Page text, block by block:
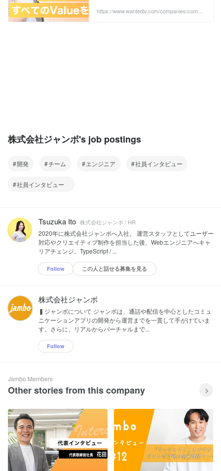
トされたプロダクトマネージャー...
https://www.wantedly.com/companies/compa
株式会社ジャンボ's job postings
開発 チーム エンジニア 社員インタビュー
社員インタビュー
Tsuzuka Ito 株式会社ジャンボ / HR
2020年に株式会社ジャンボへ入社。 運営スタッフとしてユーザー
対応やクリエイティブ制作を担当した後、Webエンジニアへキャ
リアチェンジ。TypeScript / ...
Follow この人と話せる募集を見る
株式会社ジャンボ
▍ジャンボについて ジャンボは、通話や配信を中心としたコミュ
ニケーションアプリの開発から運営までを一貫して手がけていま
す。さらに、リアルからバーチャルまで...
Follow
Jambo Members
Other stories from this company